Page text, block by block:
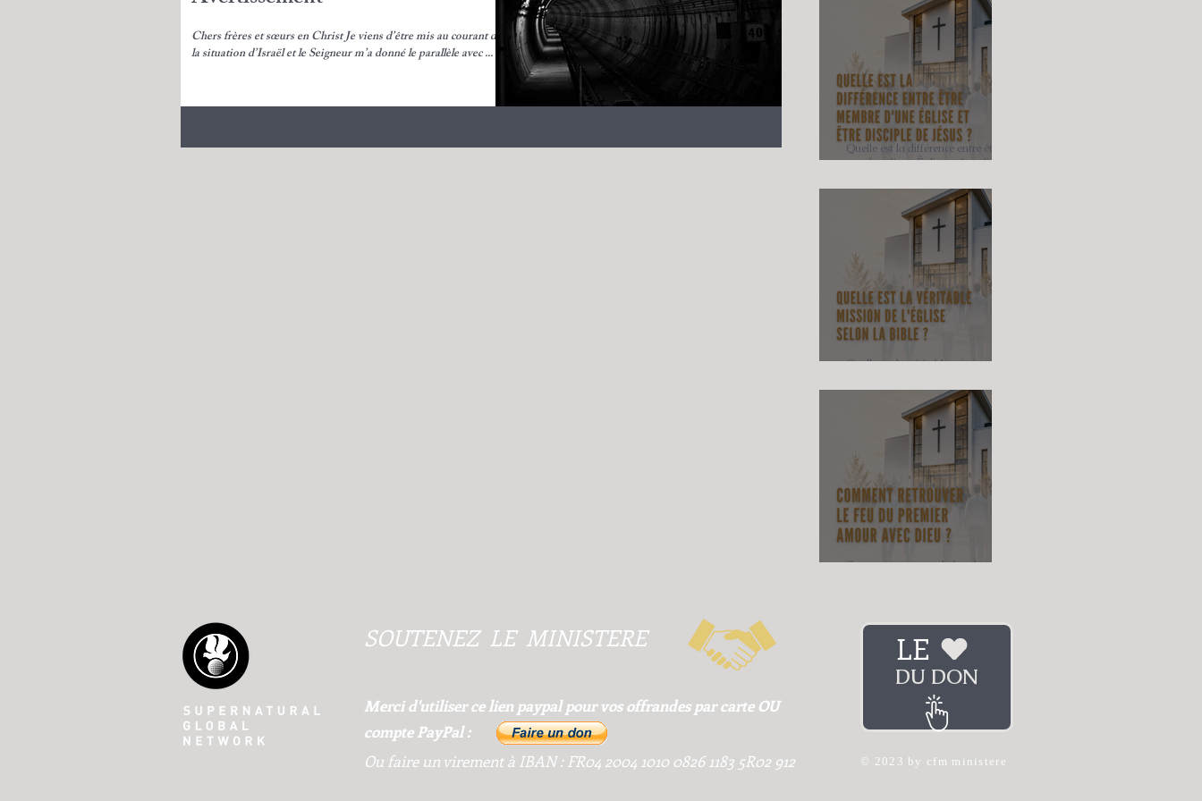
Chers frères et sœurs en Christ Je viens d’être mis au courant de
la situation d’Israël et le Seigneur m’a donné le parallèle avec ...
Quelle est la différence entre être
membre d'une Église et être disciple
Quelle est la véritable mission de
Comment retrouver le feu du
SOUTENEZ LE MINISTERE
Merci d'utiliser ce lien paypal pour vos offrandes par carte OU
compte PayPal :
Ou faire un virement à IBAN : FR04 2004 1010 0826 1183 5R02 912
DU DON
LE
© 2023 by cfm ministere